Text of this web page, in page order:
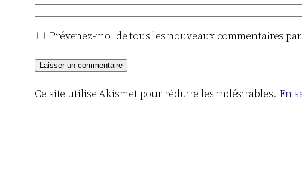
Prévenez-moi de tous les nouveaux commentaires
Ce site utilise Akismet pour réduire les indésirables. En